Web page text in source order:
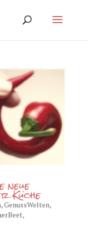
neue
Küche
,GenussWelten,
,